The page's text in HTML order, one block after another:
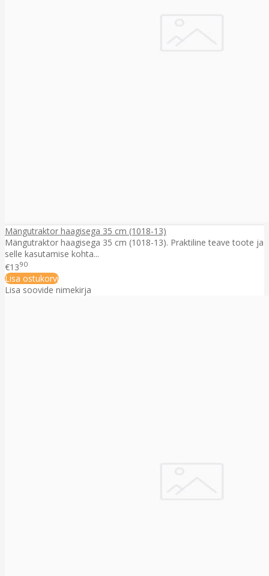
Mängutraktor haagisega 35 cm (1018-13)
Mängutraktor haagisega 35 cm (1018-13). Praktiline teave toote ja
selle kasutamise kohta...
€1390
Lisa ostukorvi
Lisa soovide nimekirja